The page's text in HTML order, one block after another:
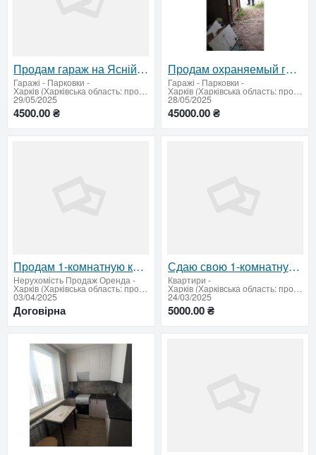
Продам гараж на Ясній галявині біля «Тип Топу» — можливий обмін на Таврію Пікап
Гаражі - Парковки -
Харків (Харківська область: продати купити)
29/05/2025
4500.00 ₴
Продам охраняемый гараж, район Ясная Поляна (Новобаварский / Октябрьский)
Гаражі - Парковки -
Харків (Харківська область: продати купити)
28/05/2025
45000.00 ₴
Продам 1-комнатную квартиру в ЖК «Гидропарк», метро «Киевская»
Нерухомiсть Продаж Оренда-
Харків (Харківська область: продати купити)
03/04/2025
Договірна
Сдаю свою 1-комнатную квартиру (Салтовка) возле ТРЦ «Украина»
Квартири -
Харків (Харківська область: продати купити)
24/03/2025
5000.00 ₴